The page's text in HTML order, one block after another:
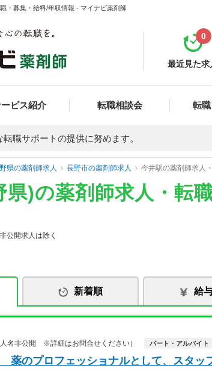
・募集・給料/年収情報 - マイナビ薬剤師
最近見た求
0
ビス紹介 転職相談会 転
職サポートの提供に努めます。
県の薬剤師求人 長野市の薬剤師求人 今井駅の薬剤師求人
県)の薬剤師求人・転
公開求人は除く
新着順 給
名非公開 ※詳細はお問合せください）
パート・アルバイト
薬のプロフェッショナルとして、スタッ